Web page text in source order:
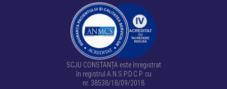
SCJU CONSTANȚA este înregistrat
în registrul A.N.S.P.D.C.P. cu
nr. 38538/18/09/2018